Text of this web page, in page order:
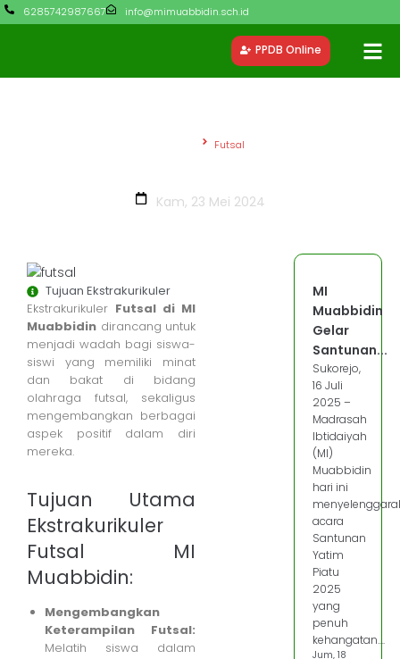
6285742987667 info@mimuabbidin.sch.id
PPDB Online
Futsal
Kam, 23 Mei 2024
Tujuan Ekstrakurikuler
Ekstrakurikuler Futsal di MI
Muabbidin dirancang untuk
menjadi wadah bagi siswa-
siswi yang memiliki minat
dan bakat di bidang
olahraga futsal, sekaligus
mengembangkan berbagai
aspek positif dalam diri
mereka.
Tujuan Utama
Ekstrakurikuler
Futsal MI
Muabbidin:
Mengembangkan
Keterampilan Futsal:
Melatih siswa dalam
MI
Muabbidin
Gelar
Santunan...
Sukorejo,
16 Juli
2025 –
Madrasah
Ibtidaiyah
(MI)
Muabbidin
hari ini
acara
Santunan
Yatim
Piatu
2025
yang
penuh
kehangatan....
Jum, 18